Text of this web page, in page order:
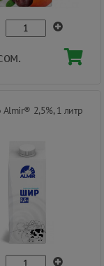
2,5%, 1 литр